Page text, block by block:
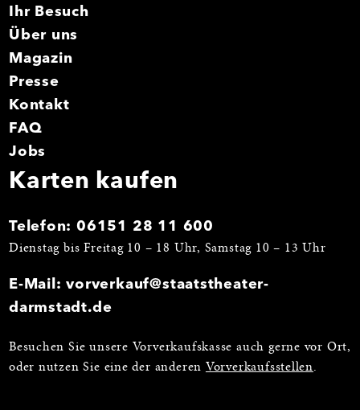
Ihr Besuch
Über uns
Magazin
Presse
Kontakt
FAQ
Jobs
Karten kaufen
Telefon:06151 28 11 600
Dienstag bis Freitag 10 – 18 Uhr, Samstag 10 – 13 Uhr
E-Mail:vorverkauf@staatstheater-
darmstadt.de
Besuchen Sie unsere Vorverkaufskasse auch gerne vor Ort,
oder nutzen Sie eine der anderen Vorverkaufsstellen.